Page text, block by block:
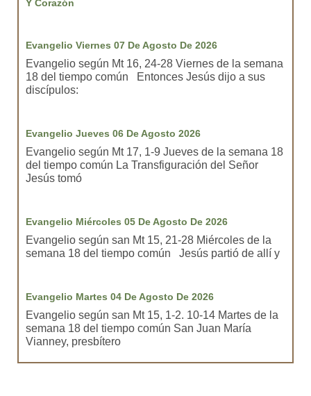
Y Corazón
Evangelio Viernes 07 De Agosto De 2026
Evangelio según Mt 16, 24-28 Viernes de la semana
18 del tiempo común Entonces Jesús dijo a sus
discípulos:
Evangelio Jueves 06 De Agosto 2026
Evangelio según Mt 17, 1-9 Jueves de la semana 18
del tiempo común La Transfiguración del Señor
Jesús tomó
Evangelio Miércoles 05 De Agosto De 2026
Evangelio según san Mt 15, 21-28 Miércoles de la
semana 18 del tiempo común Jesús partió de allí y
Evangelio Martes 04 De Agosto De 2026
Evangelio según san Mt 15, 1-2. 10-14 Martes de la
semana 18 del tiempo común San Juan María
Vianney, presbítero